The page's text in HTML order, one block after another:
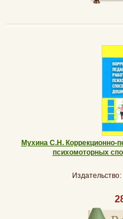
Мухина С.Н. Коррекционно-
психомоторных
Издательство: